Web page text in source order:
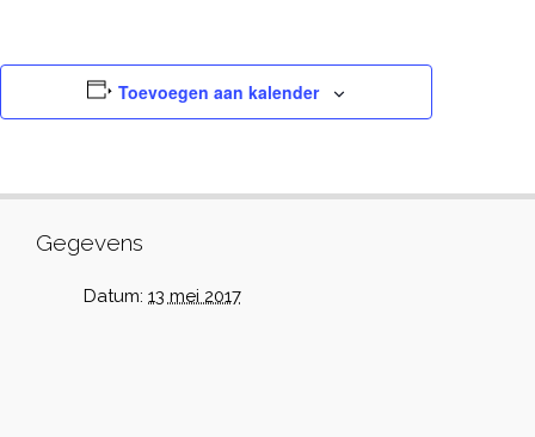
Toevoegen aan kalender
Gegevens
Datum: 13 mei 2017